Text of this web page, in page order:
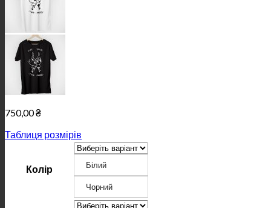
750,00₴
Таблиця розмірів
Колір Білий
Чорний